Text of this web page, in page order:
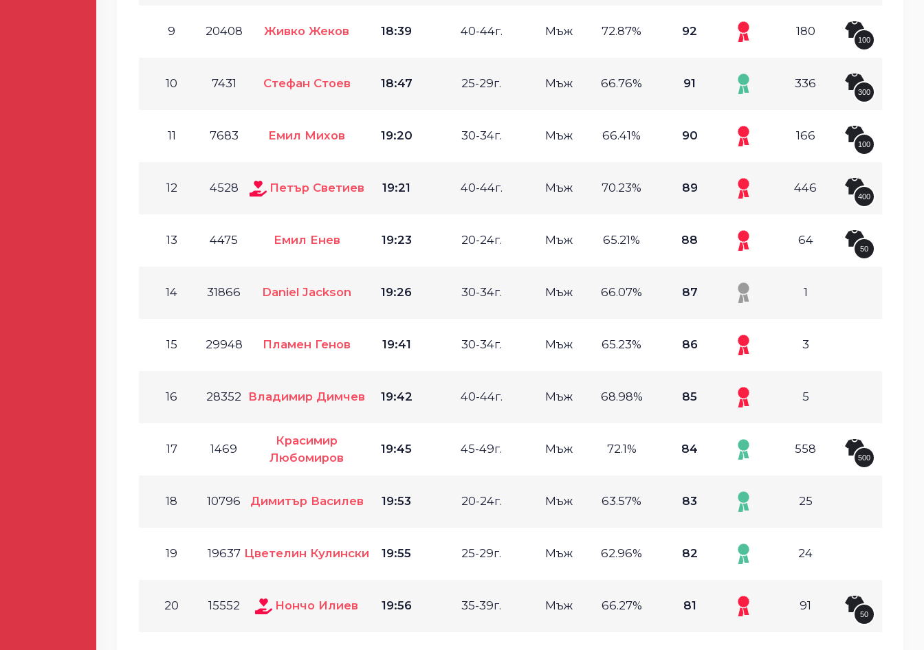
9 20408 Живко Жеков 18:39 40-44г. Мъж 72.87% 92 180
100
10 7431 Стефан Стоев 18:47 25-29г. Мъж 66.76% 91 336
300
11 7683 Емил Михов 19:20 30-34г. Мъж 66.41% 90 166
100
12 4528 Петър Светиев 19:21 40-44г. Мъж 70.23% 89 446
400
13 4475 Емил Енев 19:23 20-24г. Мъж 65.21% 88 64
50
14 31866 Daniel Jackson 19:26 30-34г. Мъж 66.07% 87 1
15 29948 Пламен Генов 19:41 30-34г. Мъж 65.23% 86 3
16 28352 Владимир Димчев 19:42 40-44г. Мъж 68.98% 85 5
17 1469
Красимир
Любомиров
19:45 45-49г. Мъж 72.1% 84 558
500
18 10796 Димитър Василев 19:53 20-24г. Мъж 63.57% 83 25
19 19637 Цветелин Кулински 19:55 25-29г. Мъж 62.96% 82 24
20 15552 Нончо Илиев 19:56 35-39г. Мъж 66.27% 81 91
50